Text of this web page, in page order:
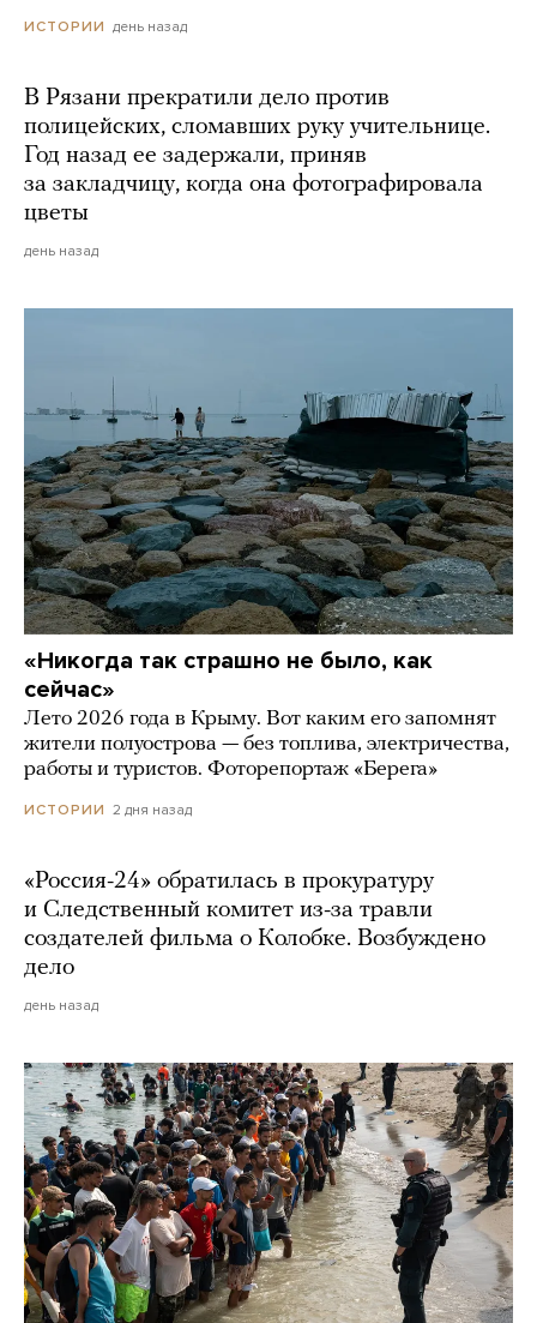
ИСТОРИИ день назад
В Рязани прекратили дело против
полицейских, сломавших руку учительнице.
Год назад ее задержали, приняв
за закладчицу, когда она фотографировала
цветы
день назад
«Никогда так страшно не было, как
сейчас»
Лето 2026 года в Крыму. Вот каким его запомнят
жители полуострова — без топлива, электричества,
работы и туристов. Фоторепортаж «Берега»
ИСТОРИИ 2 дня назад
«Россия-24» обратилась в прокуратуру
и Следственный комитет из-за травли
создателей фильма о Колобке. Возбуждено
дело
день назад